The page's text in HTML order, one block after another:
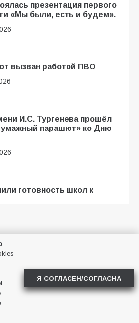
презентация первого
«Мы были, есть и будем».
вызван работой ПВО
И.С. Тургенева прошёл
парашют» ко Дню
готовность школ к
дорожные работы
набор?» Что на самом
в армии России в августе
Ростовская область, город
127
Я СОГЛАСЕН/СОГЛАСНА